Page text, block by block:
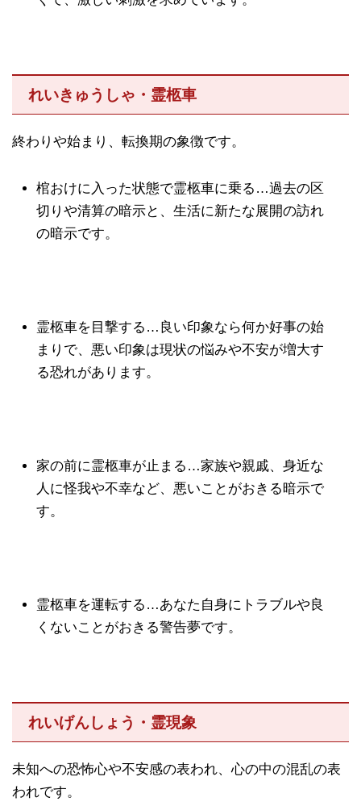
れいきゅうしゃ・霊柩車
終わりや始まり、転換期の象徴です。
棺おけに入った状態で霊柩車に乗る…過去の区
切りや清算の暗示と、生活に新たな展開の訪れ
の暗示です。
霊柩車を目撃する…良い印象なら何か好事の始
まりで、悪い印象は現状の悩みや不安が増大す
る恐れがあります。
家の前に霊柩車が止まる…家族や親戚、身近な
人に怪我や不幸など、悪いことがおきる暗示で
す。
霊柩車を運転する…あなた自身にトラブルや良
くないことがおきる警告夢です。
れいげんしょう・霊現象
未知への恐怖心や不安感の表われ、心の中の混乱の表
われです。